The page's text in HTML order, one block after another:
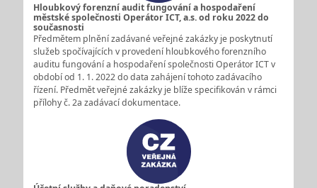
Hloubkový forenzní audit fungování a hospodaření
městské společnosti Operátor ICT, a.s. od roku 2022 do
současnosti
Předmětem plnění zadávané veřejné zakázky je poskytnutí
služeb spočívajících v provedení hloubkového forenzního
auditu fungování a hospodaření společnosti Operátor ICT v
období od 1. 1. 2022 do data zahájení tohoto zadávacího
řízení. Předmět veřejné zakázky je blíže specifikován v rámci
přílohy č. 2a zadávací dokumentace.